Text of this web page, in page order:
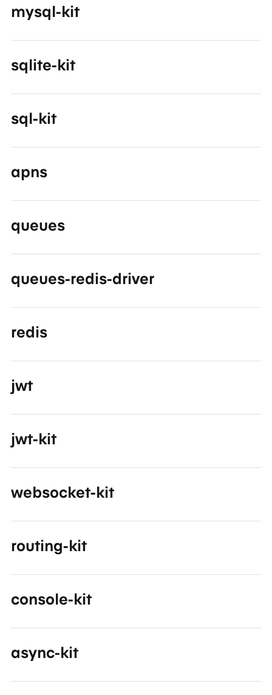
mysql-kit
sqlite-kit
sql-kit
apns
queues
queues-redis-driver
redis
jwt
jwt-kit
websocket-kit
routing-kit
console-kit
async-kit